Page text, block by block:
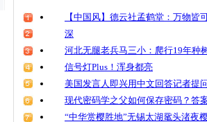
【中国风】德云社孟鹤堂：万物皆
深
河北无腿老兵马三小：爬行19年种
信号灯Plus！浑身都亮
美国发言人即兴用中文回答记者提
现代密码学之父如何保存密码？答
“中华赏樱胜地”无锡太湖鼋头渚夜